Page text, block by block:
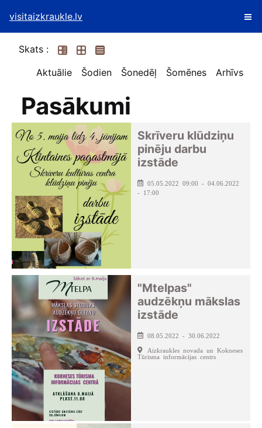
visitaizkraukle.lv
Skats :
Aktuālie
Šodien Šonedēļ Šomēnes Arhīvs
Pasākumi
Skrīveru klūdziņu
pinēju darbu
izstāde
05.05.2022 09:00 - 04.06.2022
- 17:00
"Mtelpas"
audzēkņu mākslas
izstāde
08.05.2022 - 30.06.2022
Aizkraukles novada un Kokneses
Tūrisma informācijas centrs